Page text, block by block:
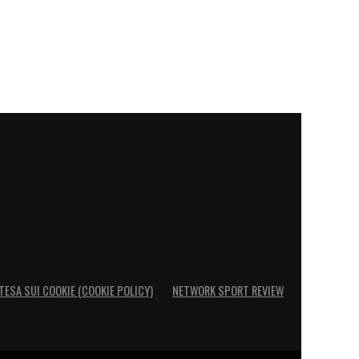
SUI COOKIE (COOKIE POLICY) NETWORK SPORT REVIEW